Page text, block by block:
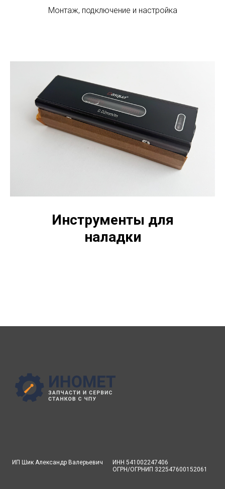
Монтаж, подключение и настройка
Инструменты для
наладки
ИП Шик Александр Валерьевич
ИНН 541002247406
ОГРН/ОГРНИП 322547600152061